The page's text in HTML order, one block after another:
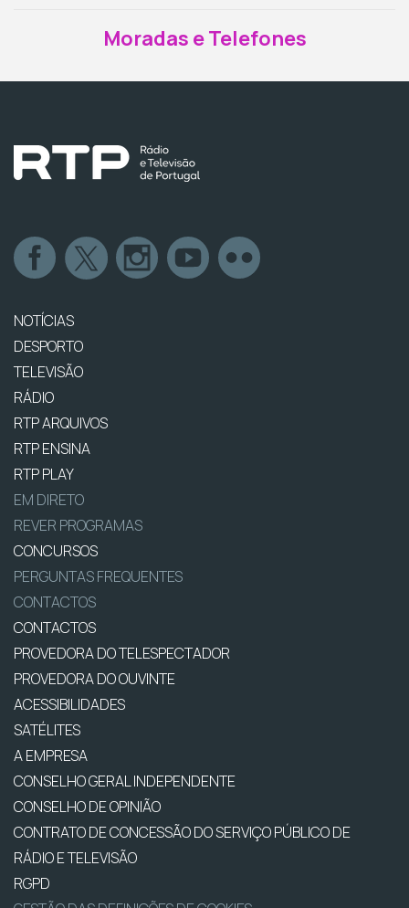
Moradas e Telefones
NOTÍCIAS
DESPORTO
TELEVISÃO
RÁDIO
RTP ARQUIVOS
RTP ENSINA
RTP PLAY
EM DIRETO
REVER PROGRAMAS
CONCURSOS
PERGUNTAS FREQUENTES
CONTACTOS
CONTACTOS
PROVEDORA DO TELESPECTADOR
PROVEDORA DO OUVINTE
ACESSIBILIDADES
SATÉLITES
A EMPRESA
CONSELHO GERAL INDEPENDENTE
CONSELHO DE OPINIÃO
CONTRATO DE CONCESSÃO DO SERVIÇO PÚBLICO DE
RÁDIO E TELEVISÃO
RGPD